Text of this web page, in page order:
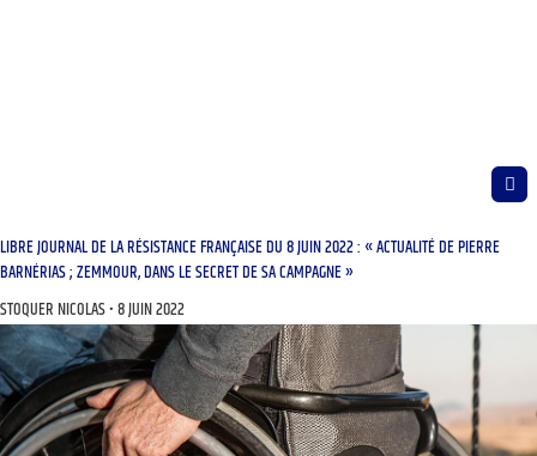
LIBRE JOURNAL DE LA RÉSISTANCE FRANÇAISE DU 8 JUIN 2022 : « ACTUALITÉ DE PIERRE
BARNÉRIAS ; ZEMMOUR, DANS LE SECRET DE SA CAMPAGNE »
STOQUER NICOLAS 8 JUIN 2022